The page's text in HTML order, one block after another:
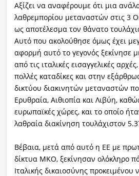
Αξίζει να αναφέρουμε ότι μια
λαθρεμπορίου μεταναστών στις 3
ως αποτέλεσμα τον θάνατο
Αυτό που ακολούθησε όμως έχει
αφορμή αυτό το γεγονός ξεκίνησε
από τις ιταλικές εισαγγελικές
πολλές καταδίκες και στην
δικτύου διακινητών μεταναστών
Ερυθραία, Αιθιοπία και Λιβύη,
ευρωπαϊκές χώρες, και το οποίο
λαθραία διακίνηση τουλάχιστον
Βέβαια, μετά από αυτό η ΕΕ με
δίκτυα ΜΚΟ, ξεκίνησαν ολόκληρο
Ιταλικής δικαιοσύνης